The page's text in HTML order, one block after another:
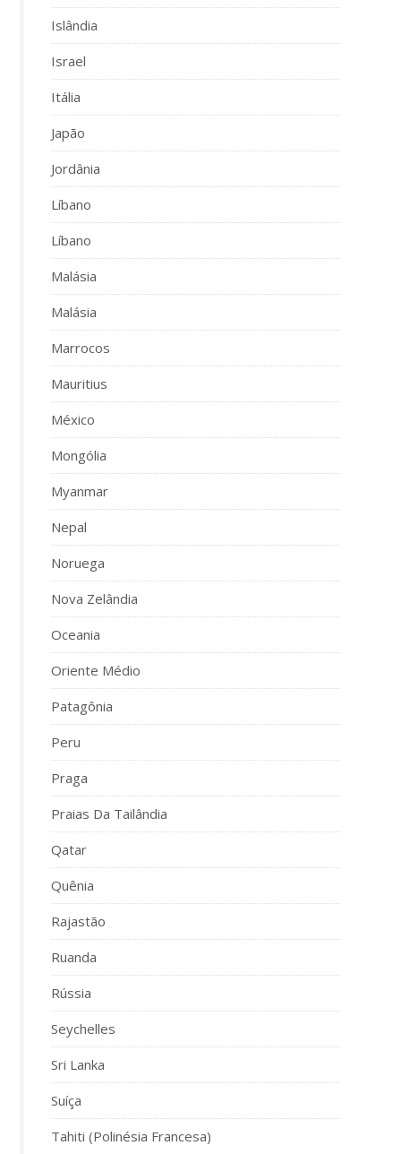
Islândia
Israel
Itália
Japão
Jordânia
Líbano
Líbano
Malásia
Malásia
Marrocos
Mauritius
México
Mongólia
Myanmar
Nepal
Noruega
Nova Zelândia
Oceania
Oriente Médio
Patagônia
Peru
Praga
Praias Da Tailândia
Qatar
Quênia
Rajastão
Ruanda
Rússia
Seychelles
Sri Lanka
Suíça
Tahiti (Polinésia Francesa)